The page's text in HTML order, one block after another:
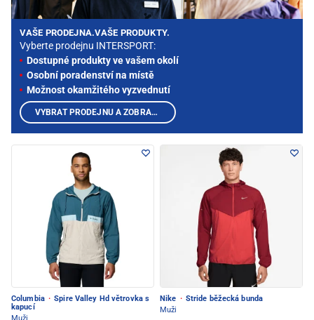
Columbia · Spire Valley Hd větrovka s
kapucí
Nike · Stride běžecká bunda
Muži
VAŠE PRODEJNA.VAŠE PRODUKTY.
Vyberte prodejnu INTERSPORT:
Dostupné produkty ve vašem okolí
Osobní poradenství na místě
Možnost okamžitého vyzvednutí
VYBRAT PRODEJNU A ZOBRAZIT PRODUKTY